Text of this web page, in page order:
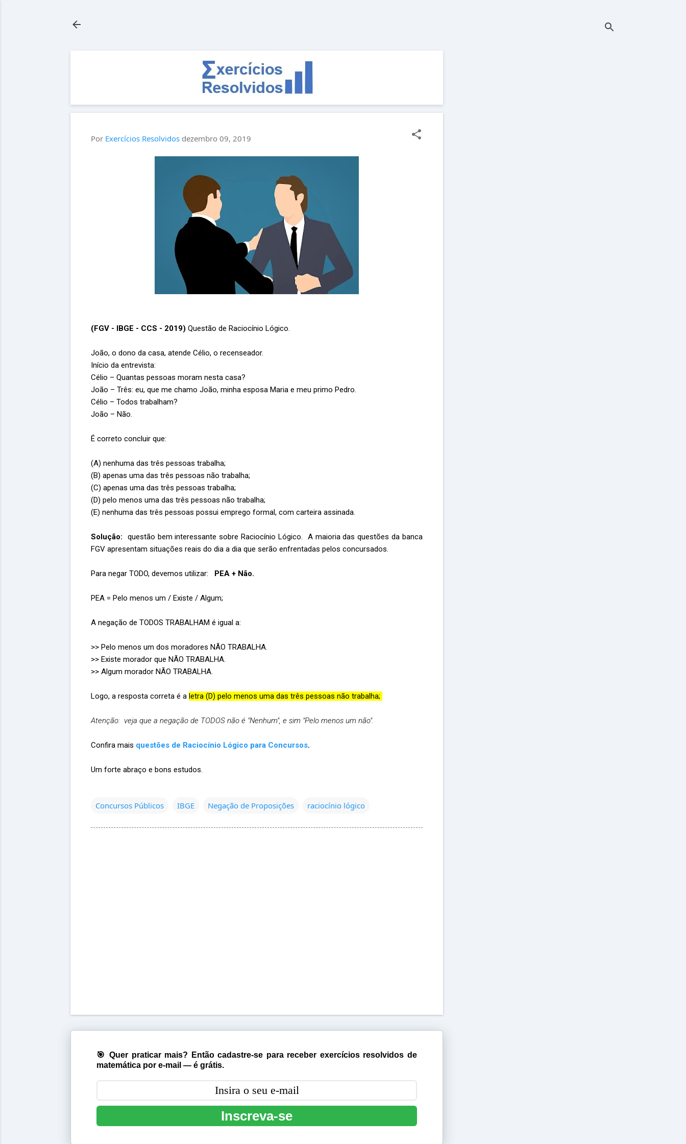
Por Exercícios Resolvidos dezembro 09, 2019
(FGV - IBGE - CCS - 2019) Questão de Raciocínio Lógico.
João, o dono da casa, atende Célio, o recenseador.
Início da entrevista:
Célio – Quantas pessoas moram nesta casa?
João – Três: eu, que me chamo João, minha esposa Maria e meu primo Pedro.
Célio – Todos trabalham?
João – Não.
É correto concluir que:
(A) nenhuma das três pessoas trabalha;
(B) apenas uma das três pessoas não trabalha;
(C) apenas uma das três pessoas trabalha;
(D) pelo menos uma das três pessoas não trabalha;
(E) nenhuma das três pessoas possui emprego formal, com carteira assinada.
Solução:
questão bem interessante sobre Raciocínio Lógico. A maioria das questões da banca
FGV apresentam situações reais do dia a dia que serão enfrentadas pelos concursados.
Para negar TODO, devemos utilizar: PEA + Não.
PEA = Pelo menos um / Existe / Algum;
A negação de TODOS TRABALHAM é igual a:
>> Pelo menos um dos moradores NÃO TRABALHA.
>> Existe morador que NÃO TRABALHA.
>> Algum morador NÃO TRABALHA.
Logo, a resposta correta é a letra (D) pelo menos uma das três pessoas não trabalha;
Atenção: veja que a negação de TODOS não é "Nenhum", e sim "Pelo menos um não".
Confira mais questões de Raciocínio Lógico para Concursos.
Um forte abraço e bons estudos.
Concursos Públicos IBGE Negação de Proposições raciocínio lógico
🎯 Quer praticar mais? Então cadastre-se para receber exercícios resolvidos de
matemática por e-mail — é grátis.
Inscreva-se